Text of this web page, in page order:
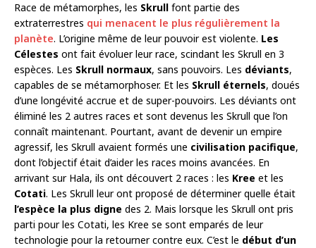
Race de métamorphes, les Skrull font partie des
extraterrestres qui menacent le plus régulièrement la
planète. L’origine même de leur pouvoir est violente. Les
Célestes ont fait évoluer leur race, scindant les Skrull en 3
espèces. Les Skrull normaux, sans pouvoirs. Les déviants,
capables de se métamorphoser. Et les Skrull éternels, doués
d’une longévité accrue et de super-pouvoirs. Les déviants ont
éliminé les 2 autres races et sont devenus les Skrull que l’on
connaît maintenant. Pourtant, avant de devenir un empire
agressif, les Skrull avaient formés une civilisation pacifique,
dont l’objectif était d’aider les races moins avancées. En
arrivant sur Hala, ils ont découvert 2 races : les Kree et les
Cotati. Les Skrull leur ont proposé de déterminer quelle était
l’espèce la plus digne des 2. Mais lorsque les Skrull ont pris
parti pour les Cotati, les Kree se sont emparés de leur
technologie pour la retourner contre eux. C’est le début d’un